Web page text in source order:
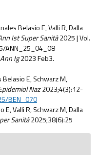
Belasio E, Valli R, Dalla
Ist Super Sanità2025 | Vol.
ANN_25_04_08
Ann Ig2023 Feb3.
Belasio E, Schwarz M,
Naz2023;4(3):12-
BEN_070
E, Valli R, Schwarz M, Dalla
Sanità2025;38(6):25